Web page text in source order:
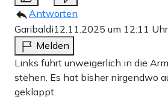
Antworten
Garibaldi12.11.2025 um 12:11 Uhr
Melden
Links führt unweigerlich in die
stehen. Es hat bisher nirgendwo
geklappt.